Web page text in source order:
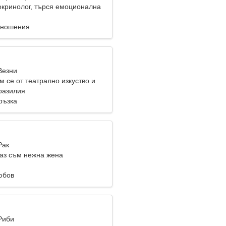
търся емоционална
се от театрално изкуство и
съм нежна жена